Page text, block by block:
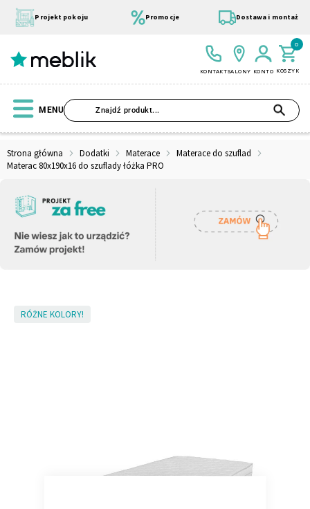
treści
Projekt pokoju Promocje Dostawa i montaż
KONTAKTSALONY KONTO KOSZYK
0
MENU
Strona główna Dodatki Materace
Materace do szuflad
Materac 80x190x16 do szuflady łóżka PRO
SkipRÓŻNE KOLORY!
Wszystkie Kolekcje
Szafa
Materace